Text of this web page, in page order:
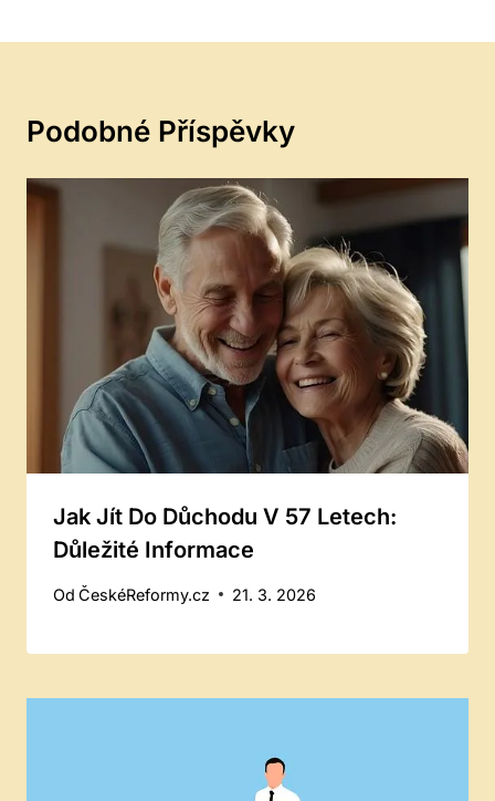
Podobné Příspěvky
Jak Jít Do Důchodu V 57 Letech:
Důležité Informace
Od ČeskéReformy.cz 21. 3. 2026